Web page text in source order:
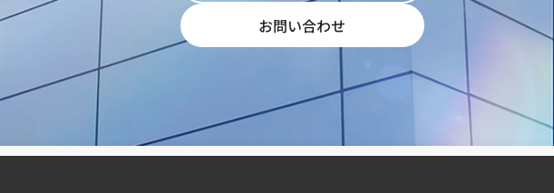
お問い合わせ